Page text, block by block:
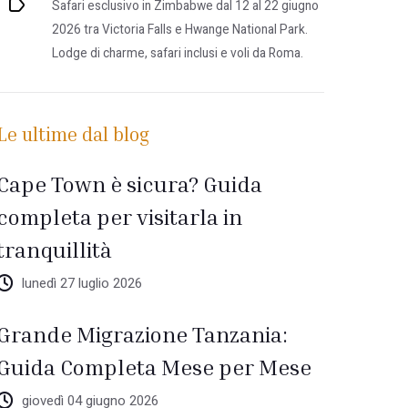
Safari esclusivo in Zimbabwe dal 12 al 22 giugno
2026 tra Victoria Falls e Hwange National Park.
Lodge di charme, safari inclusi e voli da Roma.
ultime dal blog
Town è sicura? Guida
per visitarla in
lunedì 27 luglio 2026
Migrazione Tanzania:
Completa Mese per Mese
giovedì 04 giugno 2026